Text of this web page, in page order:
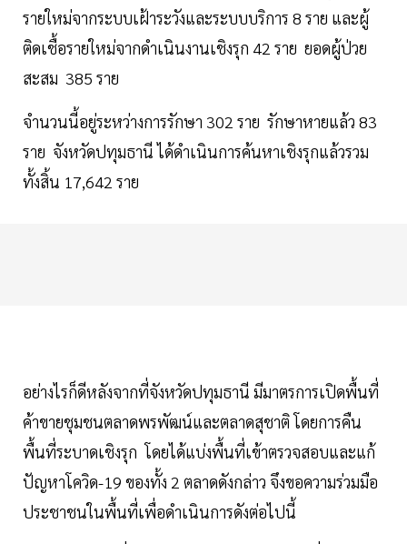
รายใหม่จากระบบเฝ้าระวังและระบบบริการ 8 ราย และผู้
ติดเชื้อรายใหม่จากดำเนินงานเชิงรุก 42 ราย ยอดผู้ป่วย
สะสม 385 ราย
จำนวนนี้อยู่ระหว่างการรักษา 302 ราย รักษาหายแล้ว 83
ราย จังหวัดปทุมธานี ได้ดำเนินการค้นหาเชิงรุกแล้วรวม
ทั้งสิ้น 17,642 ราย
อย่างไรก็ดีหลังจากที่จังหวัดปทุมธานี มีมาตรการเปิดพื้นที่
ค้าขายชุมชนตลาดพรพัฒน์และตลาดสุชาติ โดยการคืน
พื้นที่ระบาดเชิงรุก โดยได้แบ่งพื้นที่เข้าตรวจสอบและแก้
ปัญหาโควิด-19 ของทั้ง 2 ตลาดดังกล่าว จึงขอความร่วมมือ
ประชาชนในพื้นที่เพื่อดำเนินการดังต่อไปนี้